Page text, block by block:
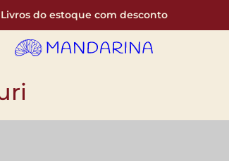
Livros do estoque com desconto